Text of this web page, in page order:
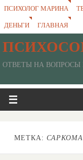
ПСИХОЛОГ МАРИНА
ДЕНЬГИ
ГЛАВНАЯ
ОТВЕТЫ НА
МЕТКА: